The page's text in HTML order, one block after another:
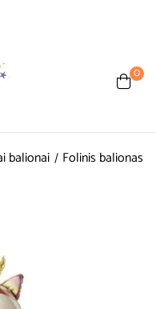
0
balionai
Folinis balionas